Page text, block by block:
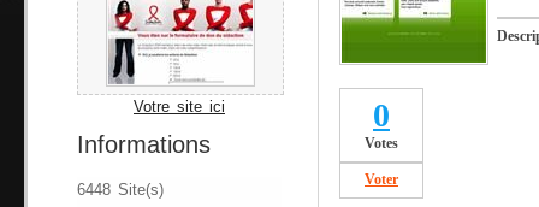
Votre site ici
Informations
6448 Site(s)
0
Votes
Voter